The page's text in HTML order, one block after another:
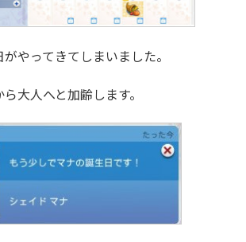
やってきてしまいました。
大人へと加齢します。